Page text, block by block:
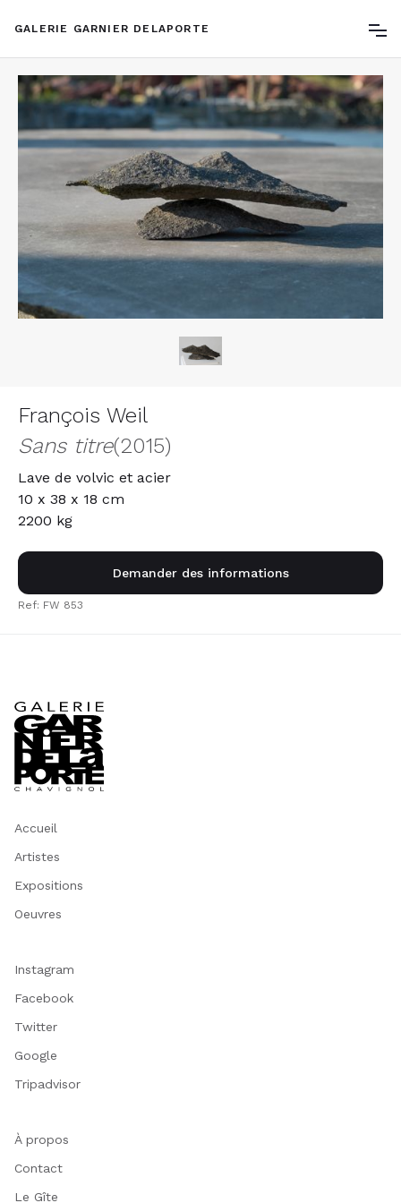
GALERIE GARNIER DELAPORTE
François Weil
Sans titre(2015)
Lave de volvic et acier
10 x 38 x 18 cm
2200 kg
Demander des informations
Ref: FW 853
Accueil
Artistes
Expositions
Oeuvres
Instagram
Facebook
Twitter
Google
Tripadvisor
À propos
Contact
Le Gîte